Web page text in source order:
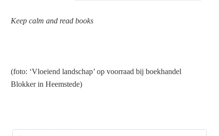
Keep calm and read books
(foto: ‘Vloeiend landschap’ op voorraad bij boekhandel
Blokker in Heemstede)